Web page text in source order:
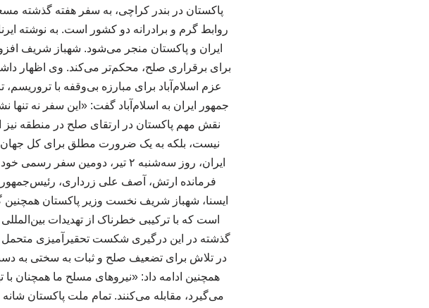
پاکستان در بندر کراچی، به سفر هفته گذشته
روابط گرم و برادرانه دو کشور است. به نوشته
ایران و پاکستان منجر می‌شود. شهباز شریف
برای برقراری صلح، محکم‌تر می‌کند. وی اظهار
عزم اسلام‌آباد برای مبارزه بی‌وقفه با
جمهور ایران به اسلام‌آباد گفت: «این سفر نه تنها
نقش مهم پاکستان در ارتقای صلح در منطقه نیز
نیست، بلکه به یک ضرورت مطلق برای کل
ایران، روز سه‌شنبه ۲ تیر،
فرمانده ارتش، آصف علی زرداری،
ایسنا، شهباز شریف نخست وزیر پاکستان
است که با ترکیبی خطرناک از تهدیدات
گذشته در این درگیری شکست تحقیرآمیزی متحمل
در تلاش برای تضعیف صلح و ثبات به سختی به
همچنین ادامه داد: «نیروهای مسلح ما
می‌گیرد، مقابله می‌کنند. تمام ملت پاکستان